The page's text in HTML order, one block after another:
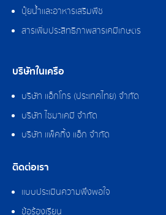
ปุ๋ยน้ำและอาหารเสริมพืช
สารเพิ่มประสิทธิภาพสารเคมีเกษตร
บริษัทในเครือ
บริษัท แอ็กโกร (ประเทศไทย) จำกัด
บริษัท ไซมาเคมี จำกัด
บริษัท แพ็คกิ้ง แอ็ก จำกัด
ติดต่อเรา
แบบประเมินความพึงพอใจ
ข้อร้องเรียน